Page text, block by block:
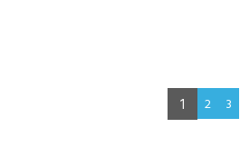
1 2 3